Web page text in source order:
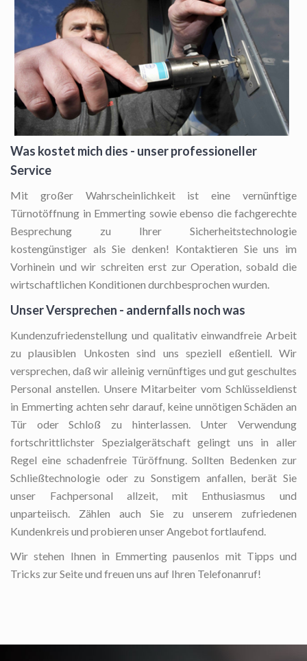
Was kostet mich dies - unser professioneller
Service
Mit großer Wahrscheinlichkeit ist eine vernünftige
Türnotöffnung in Emmerting sowie ebenso die fachgerechte
Besprechung zu Ihrer Sicherheitstechnologie
kostengünstiger als Sie denken! Kontaktieren Sie uns im
Vorhinein und wir schreiten erst zur Operation, sobald die
wirtschaftlichen Konditionen durchbesprochen wurden.
Unser Versprechen - andernfalls noch was
Kundenzufriedenstellung und qualitativ einwandfreie Arbeit
zu plausiblen Unkosten sind uns speziell eßentiell. Wir
versprechen, daß wir alleinig vernünftiges und gut geschultes
Personal anstellen. Unsere Mitarbeiter vom Schlüsseldienst
in Emmerting achten sehr darauf, keine unnötigen Schäden an
Tür oder Schloß zu hinterlassen. Unter Verwendung
fortschrittlichster Spezialgerätschaft gelingt uns in aller
Regel eine schadenfreie Türöffnung. Sollten Bedenken zur
Schließtechnologie oder zu Sonstigem anfallen, berät Sie
unser Fachpersonal allzeit, mit Enthusiasmus und
unparteiisch. Zählen auch Sie zu unserem zufriedenen
Kundenkreis und probieren unser Angebot fortlaufend.
Wir stehen Ihnen in Emmerting pausenlos mit Tipps und
Tricks zur Seite und freuen uns auf Ihren Telefonanruf!